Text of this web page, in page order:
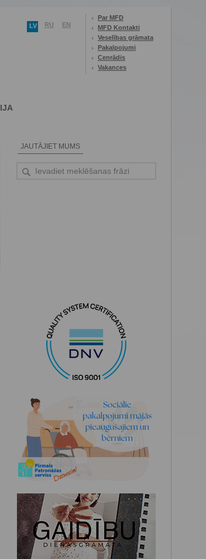
LV RU EN
Par MFD
MFD Kontakti
Veselības grāmata
Pakalpojumi
Cenrādis
Vakances
JAUTĀJIET MUMS